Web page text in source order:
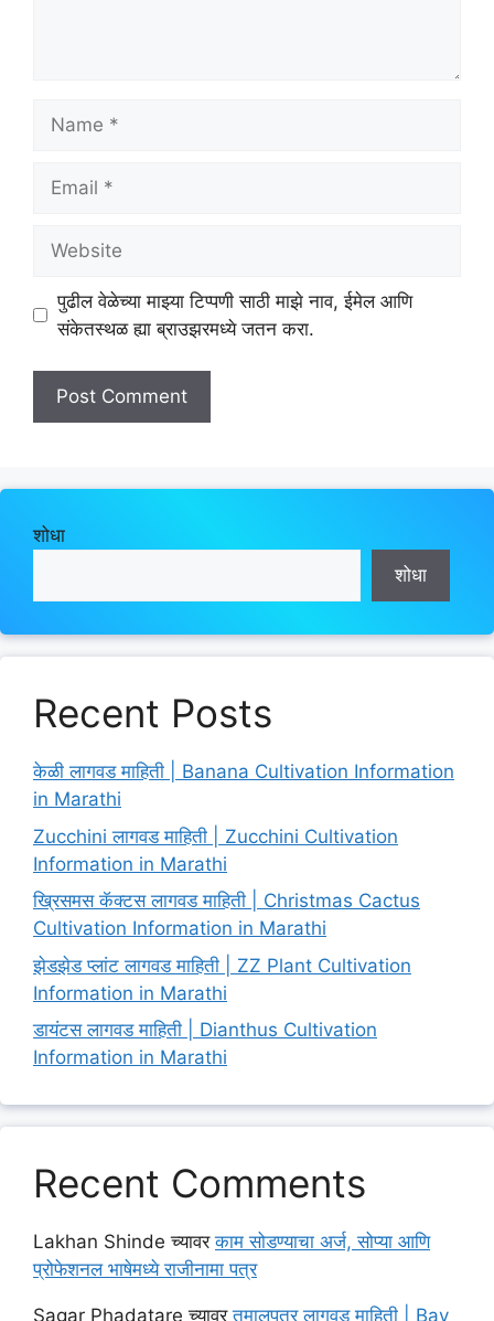
पुढील वेळेच्या माझ्या टिप्पणी साठी माझे नाव, ईमेल आणि
संकेतस्थळ ह्या ब्राउझरमध्ये जतन करा.
शोधा
शोधा
Recent Posts
केळी लागवड माहिती | Banana Cultivation Information
in Marathi
Zucchini लागवड माहिती | Zucchini Cultivation
Information in Marathi
ख्रिसमस कॅक्टस लागवड माहिती | Christmas Cactus
Cultivation Information in Marathi
झेडझेड प्लांट लागवड माहिती | ZZ Plant Cultivation
Information in Marathi
डायंटस लागवड माहिती | Dianthus Cultivation
Information in Marathi
Recent Comments
Lakhan Shinde च्यावरकाम सोडण्याचा अर्ज, सोप्या आणि
प्रोफेशनल भाषेमध्ये राजीनामा पत्र
Sagar Phadatare च्यावरतमालपत्र लागवड माहिती | Bay